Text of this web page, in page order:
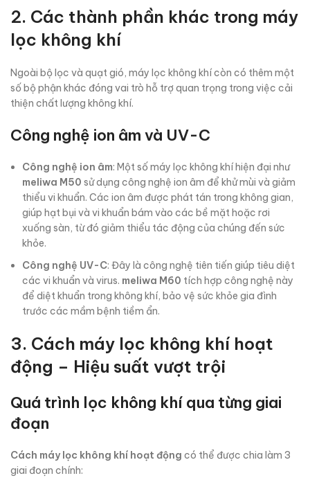
2. Các thành phần khác trong máy
lọc không khí
Ngoài bộ lọc và quạt gió, máy lọc không khí còn có thêm một
số bộ phận khác đóng vai trò hỗ trợ quan trọng trong việc cải
thiện chất lượng không khí.
Công nghệ ion âm và UV-C
Công nghệ ion âm: Một số máy lọc không khí hiện đại như
meliwa M50 sử dụng công nghệ ion âm để khử mùi và giảm
thiểu vi khuẩn. Các ion âm được phát tán trong không gian,
giúp hạt bụi và vi khuẩn bám vào các bề mặt hoặc rơi
xuống sàn, từ đó giảm thiểu tác động của chúng đến sức
khỏe.
Công nghệ UV-C: Đây là công nghệ tiên tiến giúp tiêu diệt
các vi khuẩn và virus. meliwa M60 tích hợp công nghệ này
để diệt khuẩn trong không khí, bảo vệ sức khỏe gia đình
trước các mầm bệnh tiềm ẩn.
3. Cách máy lọc không khí hoạt
động – Hiệu suất vượt trội
Quá trình lọc không khí qua từng giai
đoạn
Cách máy lọc không khí hoạt động có thể được chia làm 3
giai đoạn chính: